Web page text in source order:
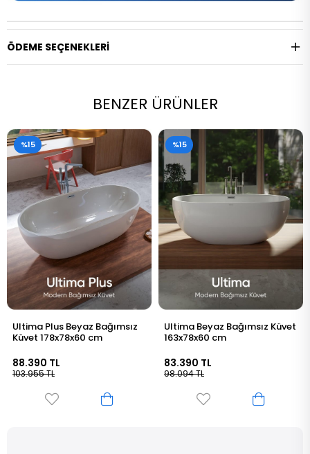
ÖDEME SEÇENEKLERI
BENZER ÜRÜNLER
Ultima Beyaz Bağımsız Küvet
163x78x60 cm
83.390 TL
98.094 TL
%15
Tekna Plus Beyaz Bağımsız
Küvet 176x80x60 cm
87.590 TL
103.025 TL
%15